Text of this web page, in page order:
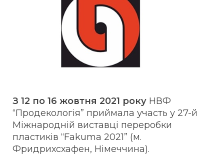
З 12 по 16 жовтня 2021 року НВФ
“Продекологія” приймала участь у 27-й
Міжнародній виставці переробки
пластиків “Fakuma 2021” (м.
Фридрихсхафен, Німеччина).